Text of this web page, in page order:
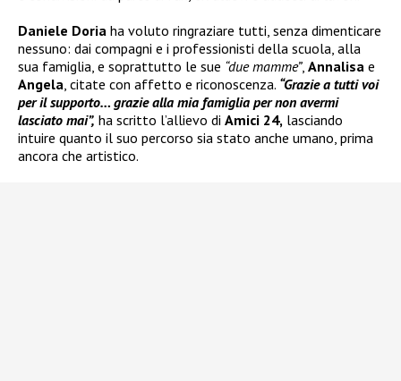
Daniele Doria ha voluto ringraziare tutti, senza dimenticare
nessuno: dai compagni e i professionisti della scuola, alla
sua famiglia, e soprattutto le sue “due mamme”, Annalisa e
Angela, citate con affetto e riconoscenza. “Grazie a tutti voi
per il supporto… grazie alla mia famiglia per non avermi
lasciato mai”, ha scritto l’allievo di Amici 24, lasciando
intuire quanto il suo percorso sia stato anche umano, prima
ancora che artistico.